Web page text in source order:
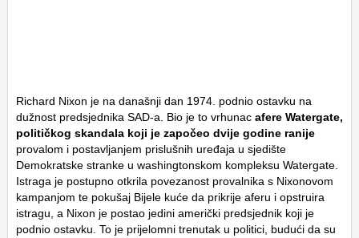
Richard Nixon je na današnji dan 1974. podnio ostavku na
dužnost predsjednika SAD-a. Bio je to vrhunac afere Watergate,
političkog skandala koji je započeo dvije godine ranije
provalom i postavljanjem prislušnih uređaja u sjedište
Demokratske stranke u washingtonskom kompleksu Watergate.
Istraga je postupno otkrila povezanost provalnika s Nixonovom
kampanjom te pokušaj Bijele kuće da prikrije aferu i opstruira
istragu, a Nixon je postao jedini američki predsjednik koji je
podnio ostavku. To je prijelomni trenutak u politici, budući da su